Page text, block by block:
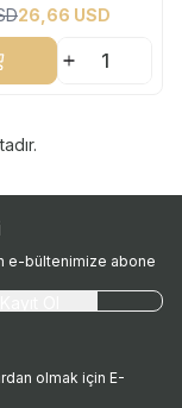
26,66 USD
Ekle
e-bültenimize abone
olmak için E-